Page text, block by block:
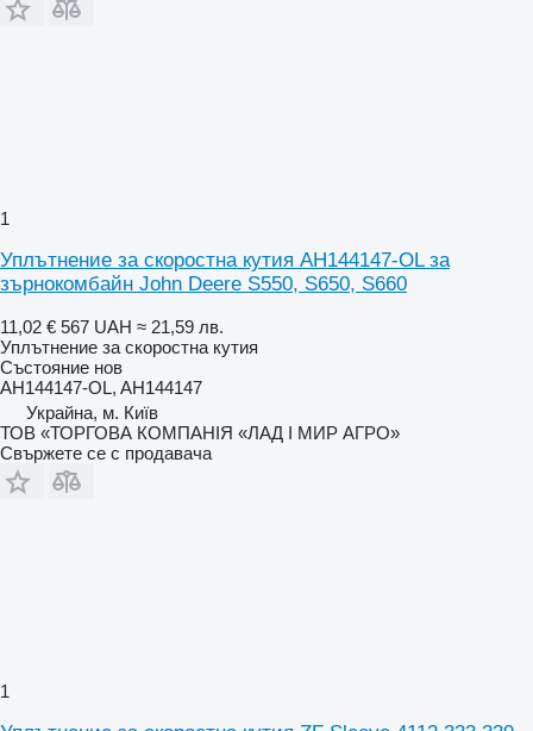
1
Уплътнение за скоростна кутия AH144147-OL за
зърнокомбайн John Deere S550, S650, S660
11,02 € 567 UAH ≈ 21,59 лв.
Уплътнение за скоростна кутия
Състояние нов
AH144147-OL, AH144147
Украйна, м. Київ
ТОВ «ТОРГОВА КОМПАНІЯ «ЛАД І МИР АГРО»
Свържете се с продавача
1